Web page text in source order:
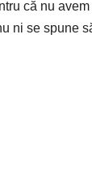
că nu avem
ni se spune